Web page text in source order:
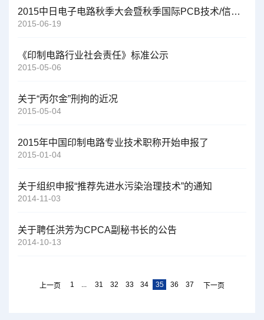
2015中日电子电路秋季大会暨秋季国际PCB技术/信息论坛征文通知
2015-06-19
《印制电路行业社会责任》标准公示
2015-05-06
关于“丙尔金”刑拘的近况
2015-05-04
2015年中国印制电路专业技术职称开始申报了
2015-01-04
关于组织申报“推荐先进水污染治理技术”的通知
2014-11-03
关于聘任洪芳为CPCA副秘书长的公告
2014-10-13
上一页 1 ... 31 32 33 34 35 36 37 下一页